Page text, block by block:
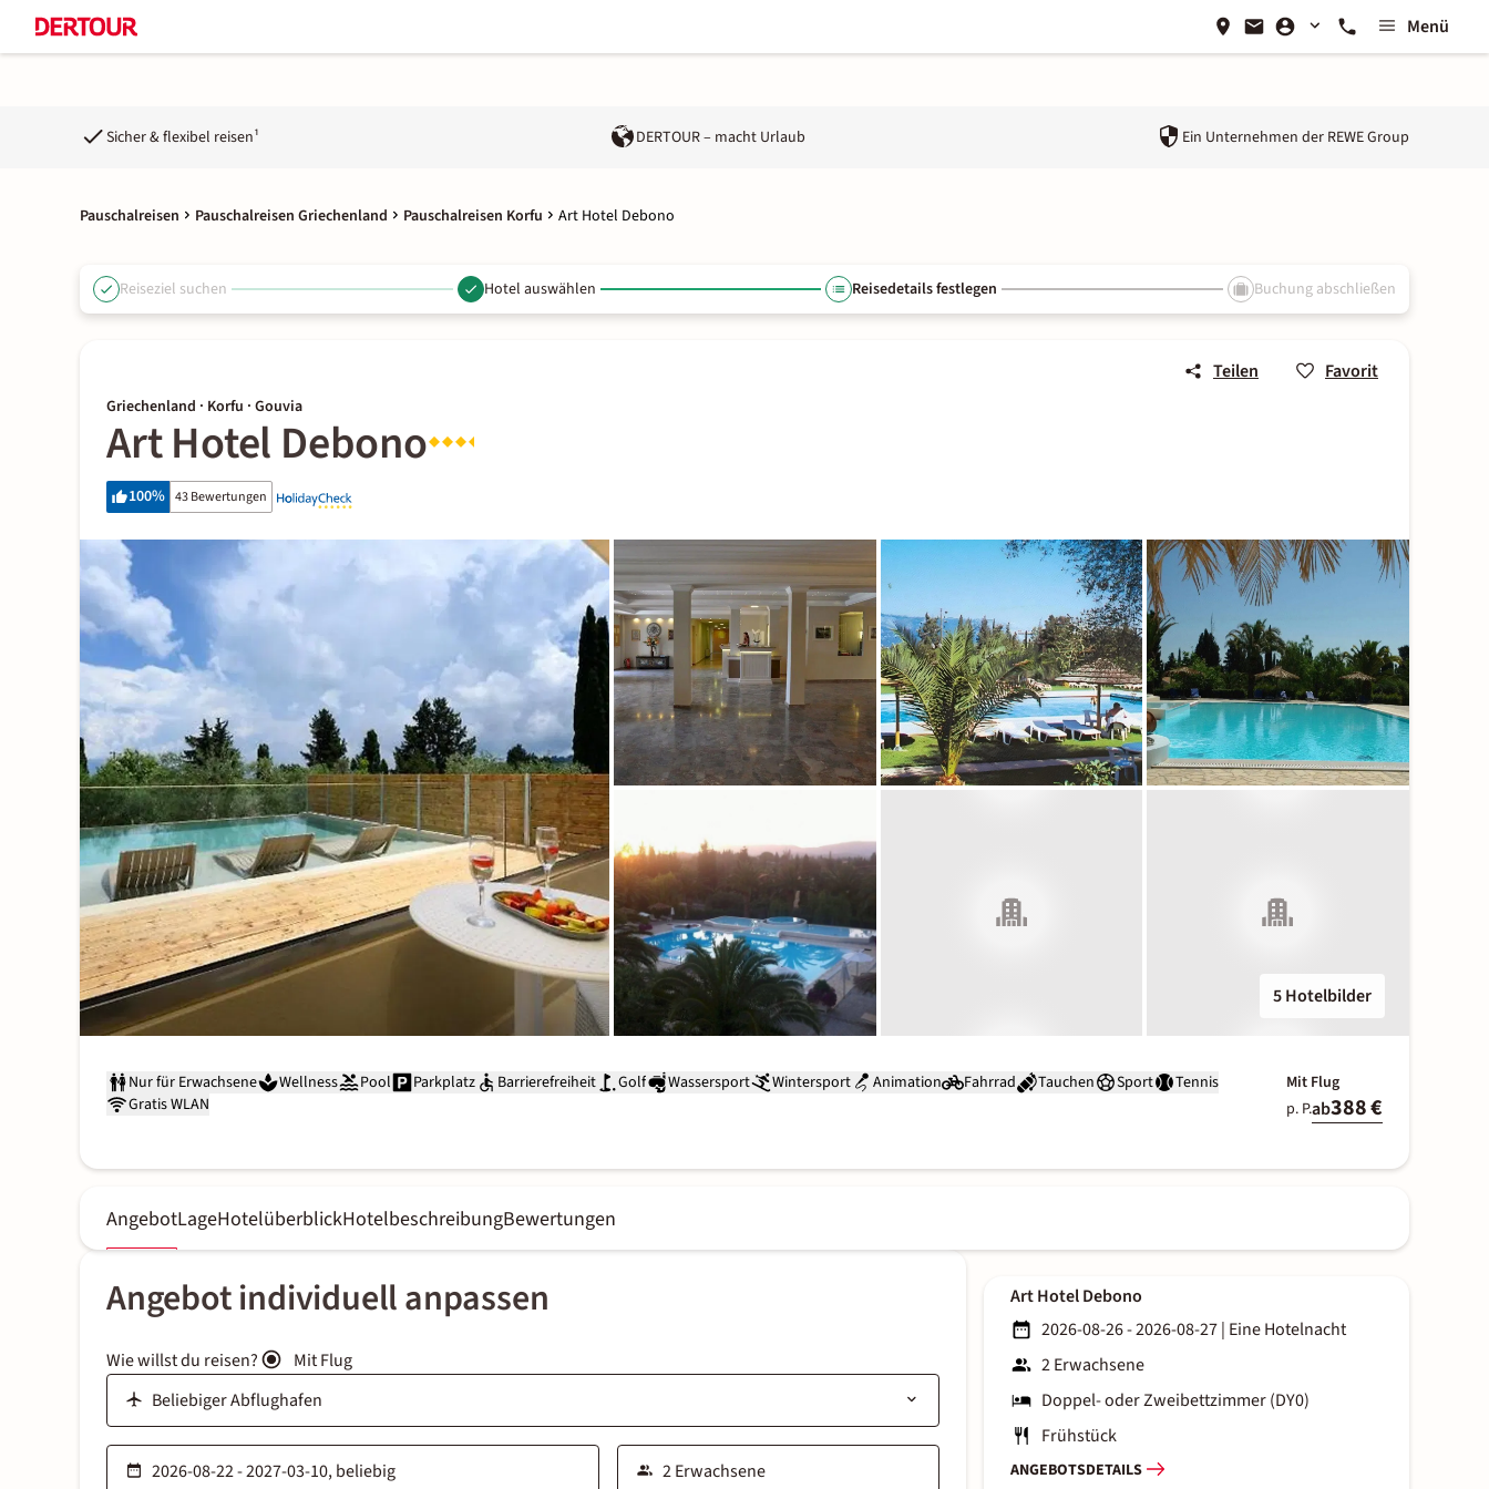
Menü
Sicher & flexibel reisen¹ DERTOUR – macht Urlaub Ein Unternehmen der REWE Group
Pauschalreisen Pauschalreisen Griechenland Pauschalreisen Korfu Art Hotel Debono
Reiseziel suchen Hotel auswählen Reisedetails festlegen Buchung abschließen
Teilen Favorit
Griechenland · Korfu · Gouvia
Art Hotel Debono
100% 43 Bewertungen
5 Hotelbilder
Nur für Erwachsene Wellness Pool Parkplatz Barrierefreiheit Golf Wassersport Wintersport Animation Fahrrad Tauchen Sport
Tennis
Gratis WLAN
Mit Flug
p. P.ab388 €
AngebotLageHotelüberblickHotelbeschreibungBewertungen
Angebot individuell anpassen
Wie willst du reisen? Mit Flug
Art Hotel Debono
2026-08-26 - 2026-08-27| Eine Hotelnacht
2 Erwachsene
Doppel- oder Zweibettzimmer (DY0)
Frühstück
ANGEBOTSDETAILS